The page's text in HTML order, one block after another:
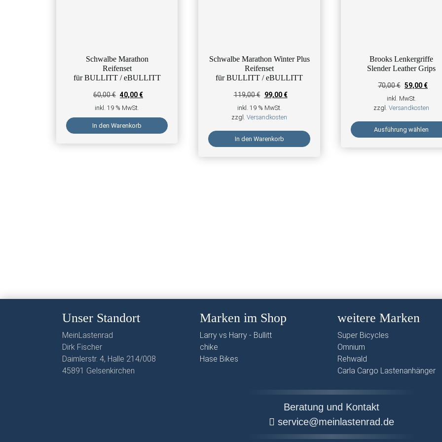
Schwalbe Marathon
Reifenset
für BULLITT / eBULLITT
60,00€ Ursprünglicher Preis war: 60,00 €
40,00 €Aktueller Preis ist: 40,00 €.
inkl. 19 % MwSt.
In den Warenkorb
Schwalbe Marathon Winter Plus
Reifenset
für BULLITT / eBULLITT
119,00€ Ursprünglicher Preis war: 119,00 €
99,00 €Aktueller Preis ist: 99,00 €.
inkl. 19 % MwSt.
zzgl. Versandkosten
In den Warenkorb
Brooks Lenkergriffe
Slender Leather Grips
70,00€ 59,00 €
inkl. MwSt.
zzgl.Versandkosten
Ausführung wählen
Unser Standort
MeinLastenrad
Dirk Fischer
Daimlerstr. 4, Halle 214/008
45891 Gelsenkirchen
Marken im Shop
Larry vs Harry - Bullitt
chike
Hase Bikes
weitere Marken
Super Bicycles
Omnium
Rehwald
Carla Cargo Lastenanhänger
Beratung und Kontakt
service@meinlastenrad.de